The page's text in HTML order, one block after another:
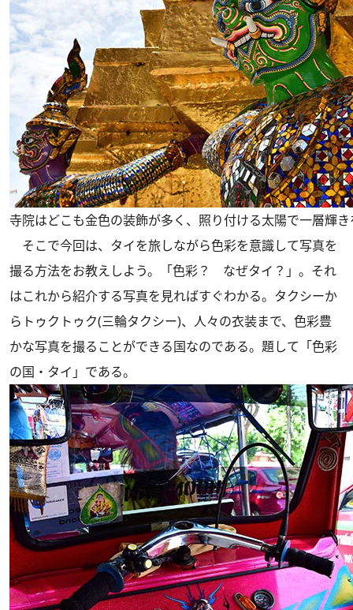
寺院はどこも金色の装飾が多く、照り付ける太陽で一層輝き
そこで今回は、タイを旅しながら色彩を意識して写真を
撮る方法をお教えしよう。「色彩？ なぜタイ？」。それ
はこれから紹介する写真を見ればすぐわかる。タクシーか
らトゥクトゥク(三輪タクシー)、人々の衣装まで、色彩豊
かな写真を撮ることができる国なのである。題して「色彩
の国・タイ」である。